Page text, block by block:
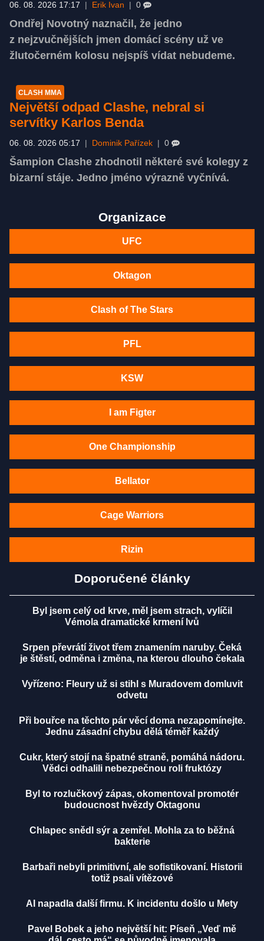
06. 08. 2026 17:17 Erik Ivan 0
Ondřej Novotný naznačil, že jedno
z nejzvučnějších jmen domácí scény už ve
žlutočerném kolosu nejspíš vídat nebudeme.
CLASH MMA
Největší odpad Clashe, nebral si
servítky Karlos Benda
06. 08. 2026 05:17 Dominik Pařízek 0
Šampion Clashe zhodnotil některé své kolegy z
bizarní stáje. Jedno jméno výrazně vyčnívá.
Organizace
UFC
Oktagon
Clash of The Stars
PFL
KSW
I am Figter
One Championship
Bellator
Cage Warriors
Rizin
Doporučené články
Byl jsem celý od krve, měl jsem strach, vylíčil
Vémola dramatické krmení lvů
Srpen převrátí život třem znamením naruby. Čeká
je štěstí, odměna i změna, na kterou dlouho čekala
Vyřízeno: Fleury už si stihl s Muradovem domluvit
odvetu
Při bouřce na těchto pár věcí doma nezapomínejte.
Jednu zásadní chybu dělá téměř každý
Cukr, který stojí na špatné straně, pomáhá nádoru.
Vědci odhalili nebezpečnou roli fruktózy
Byl to rozlučkový zápas, okomentoval promotér
budoucnost hvězdy Oktagonu
Chlapec snědl sýr a zemřel. Mohla za to běžná
bakterie
Barbaři nebyli primitivní, ale sofistikovaní. Historii
totiž psali vítězové
AI napadla další firmu. K incidentu došlo u Mety
Pavel Bobek a jeho největší hit: Píseň „Veď mě